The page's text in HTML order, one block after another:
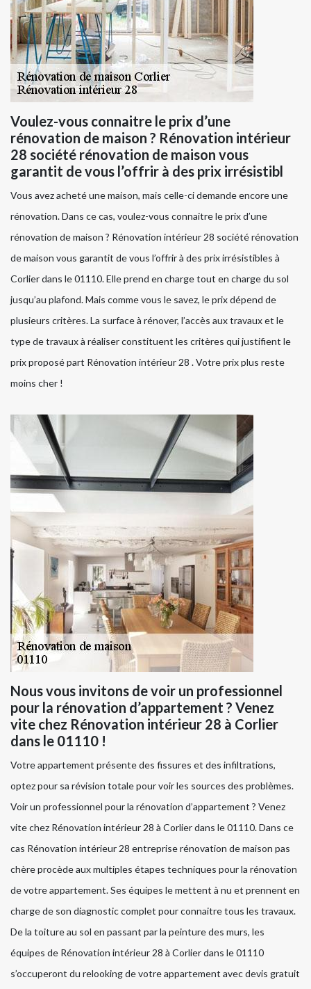
Voulez-vous connaitre le prix d’une
rénovation de maison ? Rénovation intérieur
28 société rénovation de maison vous
garantit de vous l’offrir à des prix irrésistibl
Vous avez acheté une maison, mais celle-ci demande encore une
rénovation. Dans ce cas, voulez-vous connaitre le prix d’une
rénovation de maison ? Rénovation intérieur 28 société rénovation
de maison vous garantit de vous l’offrir à des prix irrésistibles à
Corlier dans le 01110. Elle prend en charge tout en charge du sol
jusqu’au plafond. Mais comme vous le savez, le prix dépend de
plusieurs critères. La surface à rénover, l’accès aux travaux et le
type de travaux à réaliser constituent les critères qui justifient le
prix proposé part Rénovation intérieur 28 . Votre prix plus reste
moins cher !
Nous vous invitons de voir un professionnel
pour la rénovation d’appartement ? Venez
vite chez Rénovation intérieur 28 à Corlier
dans le 01110 !
Votre appartement présente des fissures et des infiltrations,
optez pour sa révision totale pour voir les sources des problèmes.
Voir un professionnel pour la rénovation d’appartement ? Venez
vite chez Rénovation intérieur 28 à Corlier dans le 01110. Dans ce
cas Rénovation intérieur 28 entreprise rénovation de maison pas
chère procède aux multiples étapes techniques pour la rénovation
de votre appartement. Ses équipes le mettent à nu et prennent en
charge de son diagnostic complet pour connaitre tous les travaux.
De la toiture au sol en passant par la peinture des murs, les
équipes de Rénovation intérieur 28 à Corlier dans le 01110
s’occuperont du relooking de votre appartement avec devis gratuit